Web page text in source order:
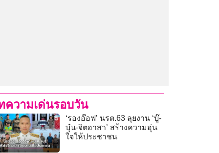
ความเด่นรอบวัน
‘รองอ๊อฟ’ นรต.63 ลุยงาน ‘บู๊-
บุ๋น-จิตอาสา’ สร้างความอุ่น
ใจให้ประชาชน